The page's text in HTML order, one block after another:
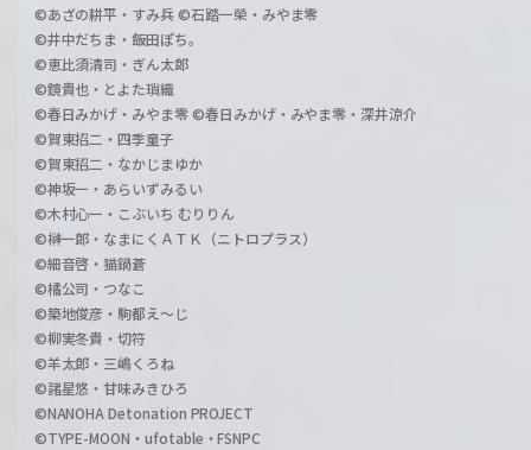
©あざの耕平・すみ兵 ©石踏一榮・みやま零
©井中だちま・飯田ぽち。
©恵比須清司・ぎん太郎
©鏡貴也・とよた瑣織
©春日みかげ・みやま零 ©春日みかげ・みやま零・深井涼介
©賀東招二・四季童子
©賀東招二・なかじまゆか
©神坂一・あらいずみるい
©木村心一・こぶいち むりりん
©榊一郎・なまにくＡＴＫ（ニトロプラス）
©細音啓・猫鍋蒼
©橘公司・つなこ
©築地俊彦・駒都え～じ
©柳実冬貴・切符
©羊太郎・三嶋くろね
©諸星悠・甘味みきひろ
©NANOHA Detonation PROJECT
©TYPE-MOON・ufotable・FSNPC